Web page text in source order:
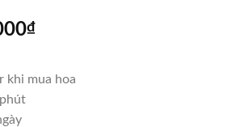
₫Giá
là:
khi mua hoa